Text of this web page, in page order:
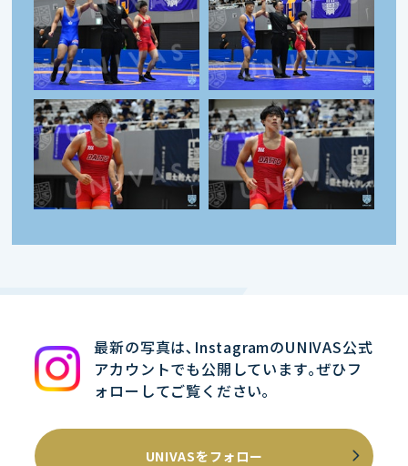
最新の写真は､InstagramのUNIVAS公式
アカウントでも公開しています｡ぜひフ
ォローしてご覧ください｡
UNIVASをフォロー